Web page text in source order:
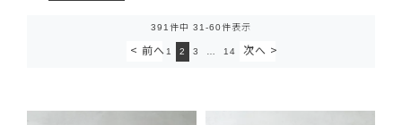
391 件中 31 -60件表示
1 2 3 14